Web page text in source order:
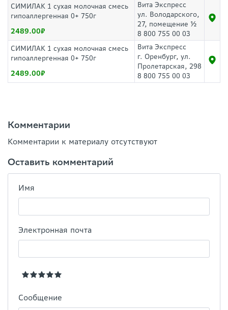
СИМИЛАК 1 сухая молочная смесь
гипоаллергенная 0+ 750г
2489.00
Вита Экспресс
ул. Володарского,
27, помещение ½
8 800 755 00 03
СИМИЛАК 1 сухая молочная смесь
гипоаллергенная 0+ 750г
2489.00
Вита Экспресс
г. Оренбург, ул.
Пролетарская, 298
8 800 755 00 03
Комментарии
Комментарии к материалу отсутствуют
Оставить комментарий
Имя
Электронная почта
Сообщение